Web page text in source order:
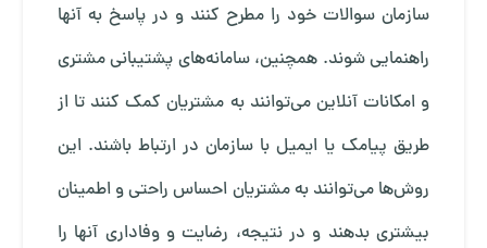
سازمان سوالات خود را مطرح کنند و در پاسخ به آنها
راهنمایی شوند. همچنین، سامانه‌های پشتیبانی مشتری
و امکانات آنلاین می‌توانند به مشتریان کمک کنند تا از
طریق پیامک یا ایمیل با سازمان در ارتباط باشند. این
روش‌ها می‌توانند به مشتریان احساس راحتی و اطمینان
بیشتری بدهند و در نتیجه، رضایت و وفاداری آنها را